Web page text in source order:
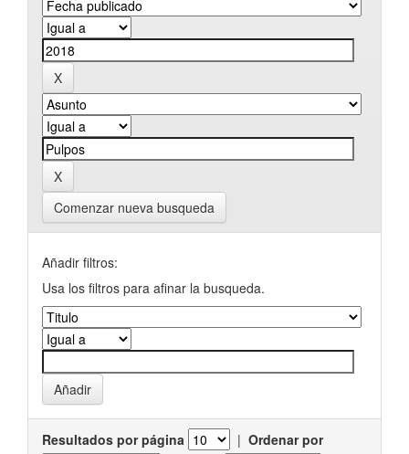
Comenzar nueva busqueda
Añadir filtros:
Usa los filtros para afinar la busqueda.
Resultados por página | Ordenar por